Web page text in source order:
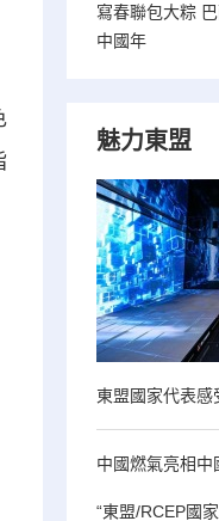
寫春聯包大粽
中國年
魅力東盟
東盟國家代表
中國燃氣亮相
“東盟/RCEP國